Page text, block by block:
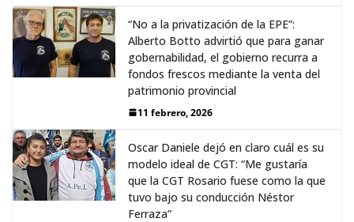
“No a la privatización de la EPE”:
Alberto Botto advirtió que para ganar
gobernabilidad, el gobierno recurra a
fondos frescos mediante la venta del
patrimonio provincial
11 febrero, 2026
Oscar Daniele dejó en claro cuál es su
modelo ideal de CGT: “Me gustaría
que la CGT Rosario fuese como la que
tuvo bajo su conducción Néstor
Ferraza”